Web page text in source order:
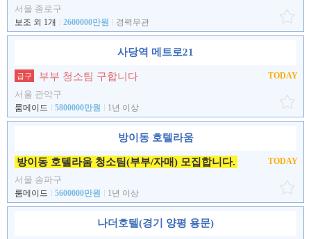
서울 종로구
보조 외 1개 2600000만원 경력무관
사당역 메트로21
급구 부부 청소팀 구합니다
서울 관악구
룸메이드 5800000만원 1년 이상
TODAY
방이동 호텔라움
방이동 호텔라움 청소팀(부부/자매) 모집합니다.
서울 송파구
룸메이드 5600000만원 1년 이상
TODAY
나더호텔(경기 양평 용문)